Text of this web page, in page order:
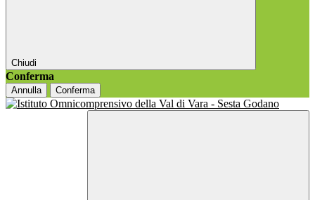
Chiudi
Conferma
Annulla Conferma